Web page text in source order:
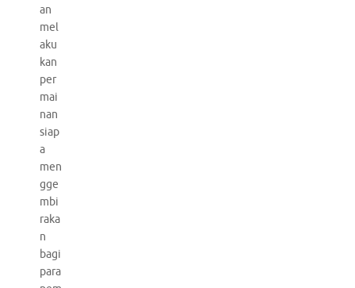
an
mel
aku
kan
per
mai
nan
siap
a
men
gge
mbi
raka
n
bagi
para